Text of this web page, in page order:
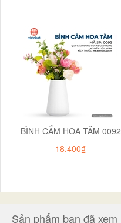
BÌNH CẮM HOA TĂM 0092
18.400₫
Sản phẩm bạn đã xem